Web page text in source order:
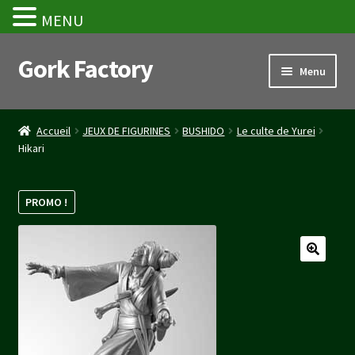
Aller
à
navigation
Aller
au
Gork Factory Menu
Accueil
CGV
Mon compte
Stripe Payment Success Page
Validation de la commande
Accueil JEUX DE FIGURINES BUSHIDO
Le culte de Yurei
Hikari
PROMO !
MENU